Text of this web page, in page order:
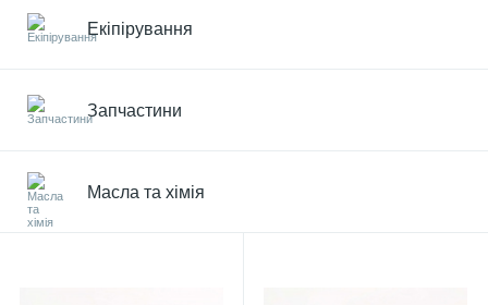
Екіпірування
Запчастини
Масла та хімія